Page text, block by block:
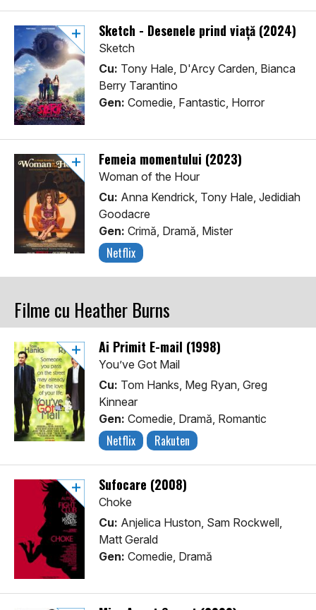
Sketch - Desenele prind viață (2024)
Sketch
Cu: Tony Hale, D'Arcy Carden, Bianca
Berry Tarantino
Gen: Comedie, Fantastic, Horror
Femeia momentului (2023)
Woman of the Hour
Cu: Anna Kendrick, Tony Hale, Jedidiah
Goodacre
Gen: Crimă, Dramă, Mister
Netflix
Filme cu Heather Burns
Ai Primit E-mail (1998)
You’ve Got Mail
Cu: Tom Hanks, Meg Ryan, Greg
Kinnear
Gen: Comedie, Dramă, Romantic
Netflix Rakuten
Sufocare (2008)
Choke
Cu: Anjelica Huston, Sam Rockwell,
Matt Gerald
Gen: Comedie, Dramă